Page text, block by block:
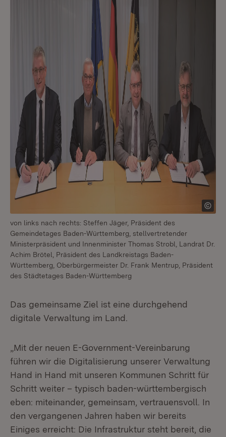
von links nach rechts: Steffen Jäger, Präsident des
Gemeindetages Baden-Württemberg, stellvertretender
Ministerpräsident und Innenminister Thomas Strobl, Landrat Dr.
Achim Brötel, Präsident des Landkreistags Baden-
Württemberg, Oberbürgermeister Dr. Frank Mentrup, Präsident
des Städtetages Baden-Württemberg
Das gemeinsame Ziel ist eine durchgehend
digitale Verwaltung im Land.
„Mit der neuen E-Government-Vereinbarung
führen wir die Digitalisierung unserer Verwaltung
Hand in Hand mit unseren Kommunen Schritt für
Schritt weiter – typisch baden-württembergisch
eben: miteinander, gemeinsam, vertrauensvoll. In
den vergangenen Jahren haben wir bereits
Einiges erreicht: Die Infrastruktur steht bereit, die